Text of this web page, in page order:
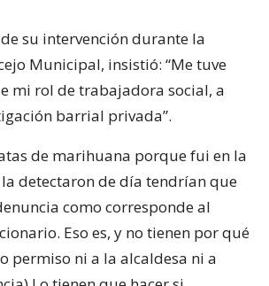
su intervención durante la
Municipal, insistió: “Me tuve
mi rol de trabajadora social, a
barrial privada”.
de marihuana porque fui en la
la detectaron de día tendrían que
como corresponde al
Eso es, y no tienen por qué
permiso ni a la alcaldesa ni a